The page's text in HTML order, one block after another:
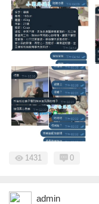
1431 0
admin